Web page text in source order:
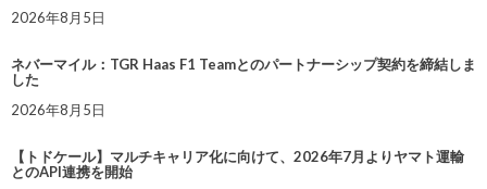
2026年8月5日
ネバーマイル：TGR Haas F1 Teamとのパートナーシップ契約を締結しま
した
2026年8月5日
【トドケール】マルチキャリア化に向けて、2026年7月よりヤマト運輸
とのAPI連携を開始